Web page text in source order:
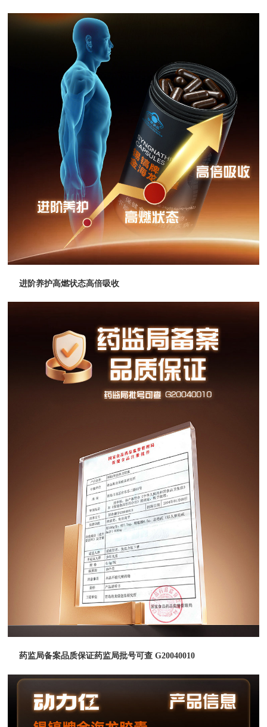
进阶养护高燃状态高倍吸收
药监局备案品质保证药监局批号可查 G20040010